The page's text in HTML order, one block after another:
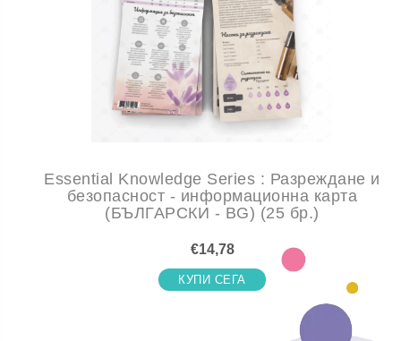
Essential Knowledge Series : Разреждане и
безопасност - информационна карта
(БЪЛГАРСКИ - BG) (25 бр.)
€14,78
КУПИ СЕГА